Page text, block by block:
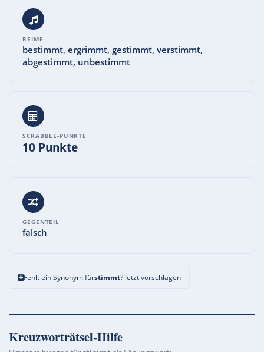
REIME
bestimmt, ergrimmt, gestimmt, verstimmt,
abgestimmt, unbestimmt
SCRABBLE-PUNKTE
10 Punkte
GEGENTEIL
falsch
Fehlt ein Synonym fürstimmt? Jetzt vorschlagen
Kreuzworträtsel-Hilfe